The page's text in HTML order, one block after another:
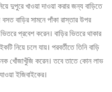
দুপুরে খাওয়া দাওয়া করার জন্য বাড়িতে
বাড়ির সামনে পাঁকা রাস্তার উপর
প্রবেশ করেন। বাড়ির ভিতরে থাকার
নিয়ে চলে যায়। পরবর্তীতে তিনি বাড়ি
খোঁজাখুঁজি করেন। তবে তাতে কোন লাভ
ইজিবাইকের।